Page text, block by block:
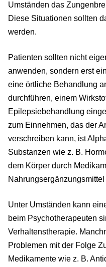
Umständen das
Diese Situationen sollten
werden.
Patienten sollten nicht
anwenden, sondern erst
eine örtliche Behandlung
durchführen, einem
Epilepsiebehandlung
zum Einnehmen, das der
verschreiben kann, ist
Substanzen wie z. B.
dem Körper durch
Unter Umständen kann
beim Psychotherapeuten
Verhaltenstherapie.
Problemen mit der Folge
Medikamente wie z. B.